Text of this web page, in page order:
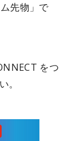
先物」で
をつ
。